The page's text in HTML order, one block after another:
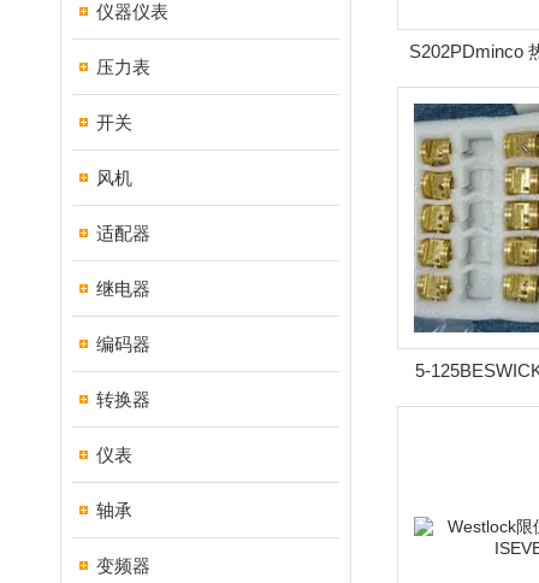
仪器仪表
压力表
开关
风机
适配器
继电器
编码器
转换器
仪表
轴承
变频器
S202PDminco
5-